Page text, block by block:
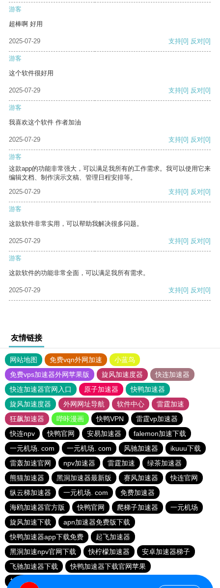
游客
超棒啊 好用
2025-07-29 支持[0] 反对[0]
游客
这个软件很好用
2025-07-29 支持[0] 反对[0]
游客
我喜欢这个软件 作者加油
2025-07-29 支持[0] 反对[0]
游客
这款app的功能非常强大，可以满足我所有的工作需求。我可以使用它来
编辑文档、制作演示文稿、管理日程安排等。
2025-07-29
支持[0] 反对[0]
游客
这款软件非常实用，可以帮助我解决很多问题。
2025-07-29 支持[0] 反对[0]
游客
这款软件的功能非常全面，可以满足我所有需求。
2025-07-29 支持[0] 反对[0]
友情链接
网站地图 免费vqn外网加速
小蓝鸟
免费vps加速器外网苹果版
旋风加速度器
快连加速器
快连加速器官网入口
原子加速器
快鸭加速器
旋风加速度器
外网网址导航 软件中心
雷霆加速
狂飙加速器
哔咔漫画 快鸭VPN
雷霆vp加速器
快连npv
快鸭官网 安易加速器
falemon加速下载
一元机场. com
一元机场. com 风驰加速器
ikuuu下载
雷轰加速官网
npv加速器 雷霆加速
绿茶加速器
熊猫加速器
黑洞加速器最新版 赛风加速器
快连官网
纵云梯加速器
一元机场. com
免费加速器
海鸥加速器官方版
快鸭官网 爬梯子加速器
一元机场
旋风加速下载
apn加速器免费版下载
快鸭加速器app下载免费
起飞加速器
黑洞加速npv官网下载
快柠檬加速器
安卓加速器梯子
飞驰加速器下载
快鸭加速器下载官网苹果
加速器ios免费使用